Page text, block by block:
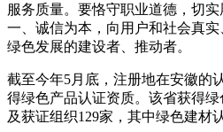
服务质量。要恪守职业道德，切
一、诚信为本，向用户和社会真
绿色发展的建设者、推动者。
截至今年5月底，注册地在安徽的
得绿色产品认证资质。该省获得
及获证组织129家，其中绿色建材